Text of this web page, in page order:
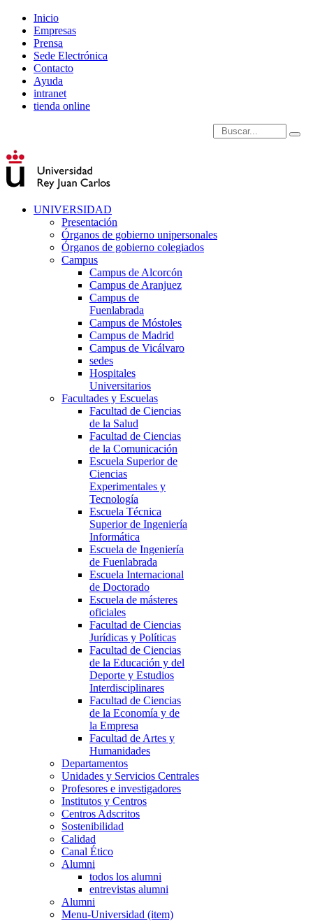
Inicio
Empresas
Prensa
Sede Electrónica
Contacto
Ayuda
intranet
tienda online
Introduce términos de
UNIVERSIDAD
Presentación
Órganos de gobierno unipersonales
Órganos de gobierno colegiados
Campus
Campus de Alcorcón
Campus de Aranjuez
Campus de
Fuenlabrada
Campus de Móstoles
Campus de Madrid
Campus de Vicálvaro
sedes
Hospitales
Universitarios
Facultades y Escuelas
Facultad de Ciencias
de la Salud
Facultad de Ciencias
de la Comunicación
Escuela Superior de
Ciencias
Experimentales y
Tecnología
Escuela Técnica
Superior de Ingeniería
Informática
Escuela de Ingeniería
de Fuenlabrada
Escuela Internacional
de Doctorado
Escuela de másteres
oficiales
Facultad de Ciencias
Jurídicas y Políticas
Facultad de Ciencias
de la Educación y del
Deporte y Estudios
Interdisciplinares
Facultad de Ciencias
de la Economía y de
la Empresa
Facultad de Artes y
Humanidades
Departamentos
Unidades y Servicios Centrales
Profesores e investigadores
Institutos y Centros
Centros Adscritos
Sostenibilidad
Calidad
Canal Ético
Alumni
todos los alumni
entrevistas alumni
Alumni
Menu-Universidad (item)